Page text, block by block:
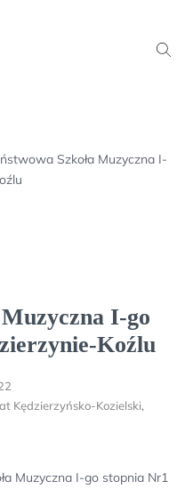
Szkoła Muzyczna I-
Muzyczna I-go
Koźlu
Kędzierzyńsko-Kozielski,
Muzyczna I-go stopnia Nr1